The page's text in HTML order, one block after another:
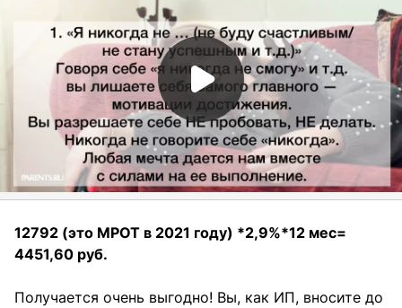
12792 (это МРОТ в 2021 году) *2,9%*12 мес=
4451,60 руб.
Получается очень выгодно! Вы, как ИП, вносите до